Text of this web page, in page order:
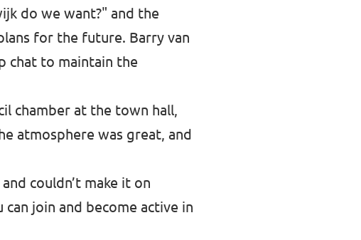
do we want?" and the
for the future. Barry van
chat to maintain the
chamber at the town hall,
atmosphere was great, and
couldn’t make it on
join and become active in